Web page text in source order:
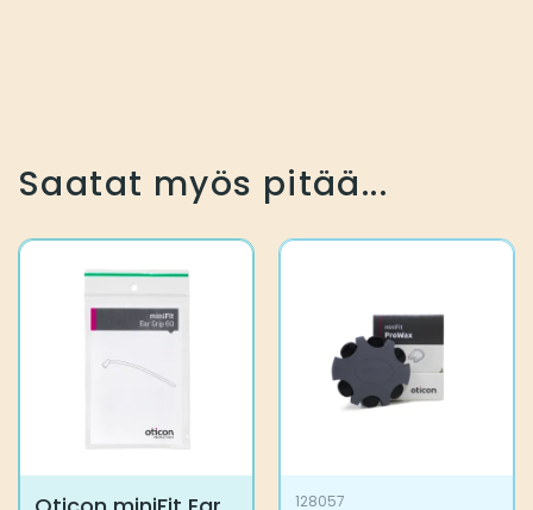
Saatat myös pitää...
128057